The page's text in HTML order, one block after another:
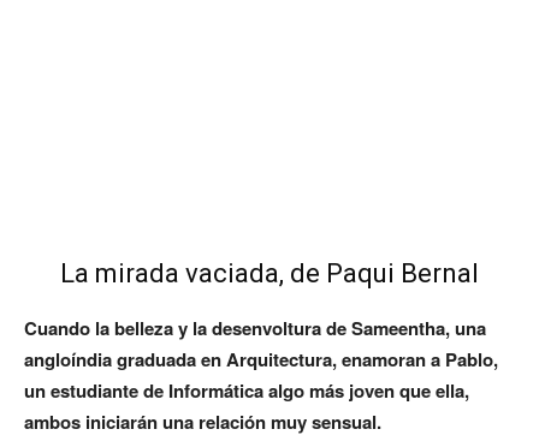
La mirada vaciada, de Paqui Bernal
Cuando la belleza y la desenvoltura de Sameentha, una
angloíndia graduada en Arquitectura, enamoran a Pablo,
un estudiante de Informática algo más joven que ella,
ambos iniciarán una relación muy sensual.